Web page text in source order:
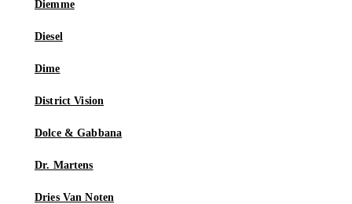
Diemme
Diesel
Dime
District Vision
Dolce & Gabbana
Dr. Martens
Dries Van Noten